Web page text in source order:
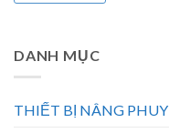
DANH MỤC
THIẾT BỊ NÂNG PHUY